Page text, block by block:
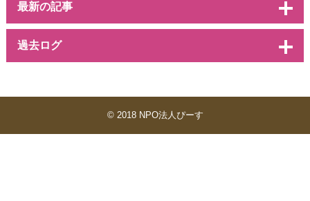
最新の記事
過去ログ
© 2018 NPO法人ぴーす